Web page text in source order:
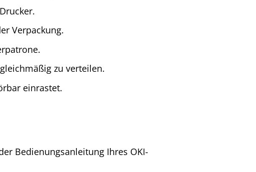
Verpackung.
zu verteilen.
einrastet.
Bedienungsanleitung Ihres OKI-